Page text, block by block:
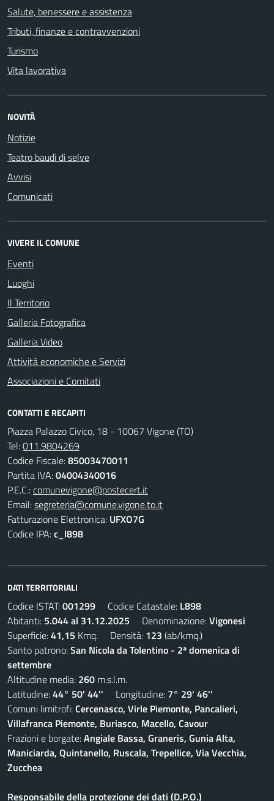
Salute, benessere e assistenza
Tributi, finanze e contravvenzioni
Turismo
Vita lavorativa
NOVITÀ
Notizie
Teatro baudi di selve
Avvisi
Comunicati
VIVERE IL COMUNE
Eventi
Luoghi
Il Territorio
Galleria Fotografica
Galleria Video
Attività economiche e Servizi
Associazioni e Comitati
CONTATTI E RECAPITI
Piazza Palazzo Civico, 18 - 10067 Vigone (TO)
Tel:011.9804269
Codice Fiscale:85003470011
Partita IVA:04004340016
P.E.C.:comunevigone@postecert.it
Email:segreteria@comune.vigone.to.it
Fatturazione Elettronica: UFXO7G
Codice IPA:c_l898
DATI TERRITORIALI
Codice ISTAT:001299 Codice Catastale: L898
Abitanti: 5.044 al 31.12.2025 Denominazione:Vigonesi
Superficie:41,15 Kmq. Densità: 123 (ab/kmq.)
Santo patrono:San Nicola da Tolentino - 2ª domenica di
settembre
Altitudine media: 260 m.s.l.m.
Latitudine:44° 50' 44'' Longitudine: 7° 29' 46''
Comuni limitrofi:Cercenasco, Virle Piemonte, Pancalieri,
Villafranca Piemonte, Buriasco, Macello, Cavour
Frazioni e borgate:Angiale Bassa, Graneris, Gunia Alta,
Maniciarda, Quintanello, Ruscala, Trepellice, Via Vecchia,
Zucchea
Responsabile della protezione dei dati (D.P.O.)